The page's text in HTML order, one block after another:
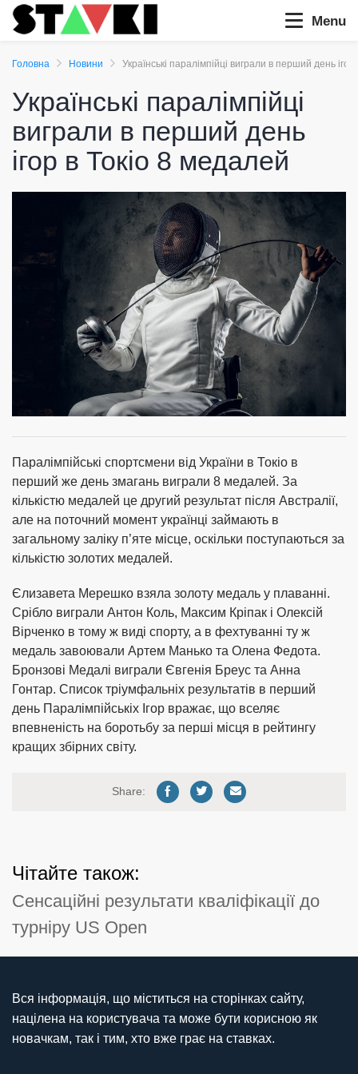
Menu
Головна Новини Українські паралімпійці виграли в перший день
Українські паралімпійці
виграли в перший день
ігор в Токіо 8 медалей
Паралімпійські спортсмени від України в Токіо в
перший же день змагань виграли 8 медалей. За
кількістю медалей це другий результат після Австралії,
але на поточний момент українці займають в
загальному заліку п’яте місце, оскільки поступаються за
кількістю золотих медалей.
Єлизавета Мерешко взяла золоту медаль у плаванні.
Срібло виграли Антон Коль, Максим Кріпак і Олексій
Вірченко в тому ж виді спорту, а в фехтуванні ту ж
медаль завоювали Артем Манько та Олена Федота.
Бронзові Медалі виграли Євгенія Бреус та Анна
Гонтар. Список тріумфальніх результатів в перший
день Паралімпійськіх Ігор вражає, що вселяє
впевненість на боротьбу за перші місця в рейтингу
кращих збірних світу.
Share:
Чітайте також:
Сенсаційні результати кваліфікації до
турніру US Open
Вся інформація, що міститься на сторінках сайту,
націлена на користувача та може бути корисною як
новачкам, так і тим, хто вже грає на ставках.